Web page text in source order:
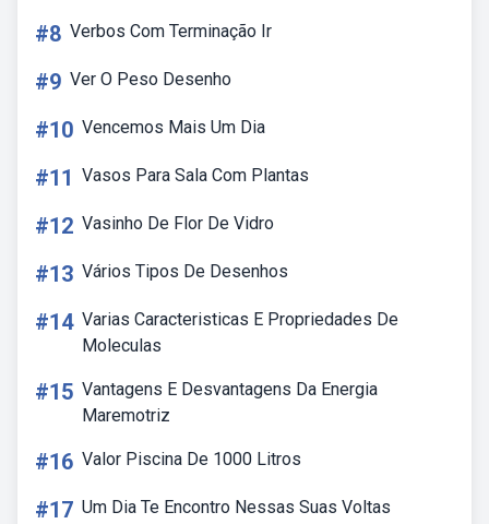
#8 Verbos Com Terminação Ir
#9 Ver O Peso Desenho
#10 Vencemos Mais Um Dia
#11 Vasos Para Sala Com Plantas
#12 Vasinho De Flor De Vidro
#13 Vários Tipos De Desenhos
#14 Varias Caracteristicas E Propriedades De
Moleculas
#15 Vantagens E Desvantagens Da Energia
Maremotriz
#16 Valor Piscina De 1000 Litros
#17 Um Dia Te Encontro Nessas Suas Voltas